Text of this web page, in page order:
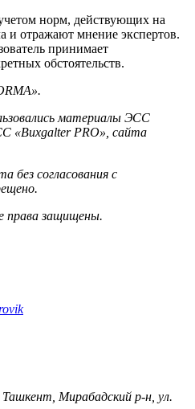
норм, действующих на
и отражают мнение экспертов.
принимает
обстоятельств.
материалы ЭСС
«Buxgalter PRO», сайта
без согласования с
права защищены.
Мирабадский р-н, ул.